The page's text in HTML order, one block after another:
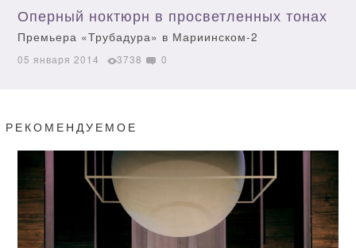
Оперный ноктюрн в просветленных тонах
Премьера «Трубадура» в Мариинском-2
05 января 2014 3738 0
РЕКОМЕНДУЕМОЕ